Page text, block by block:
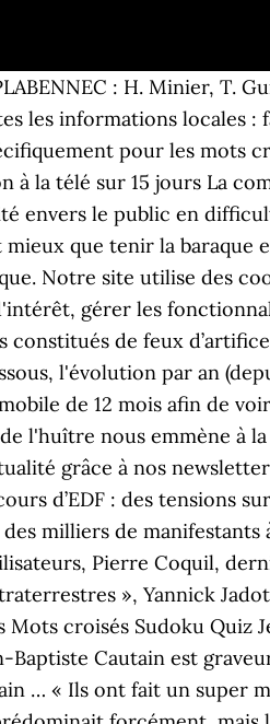
de Gwen Servais et ses joueurs, la joie prédominait forcément, mais le répondant plérinais a également agréablement surpris. Donnez votre avis et commentez cet article, Inscrivez-vous « On a fait preuve de caractère, on peut être fiers de nous », estimaient les Plérinais. Lisez Le Figaro Magazine en version numérique. Quelques faibles prÃ©cipitations neigeuses persisteront la nuit de lundi Ã mardi mais il ne s'agira que d'un lÃ©ger saupoudrage isolÃ©. Afrik.com, spécialiste de l'Afrique et du Maghreb offre un journal quotidien sur l'actualité, la culture, l'économie, la santé de 56 pays africains Compact et passe-partout, l’aspirateur à main est un véritable compagnon du … Suivez le multiplex du 7e tour de la Coupe de France en Bretagne [Direct], Basket. Quelles alternatives aux chaudières au fioul ? Apprentissage : 495 000 contrats signés dans le privé en 2020 ! ». J’étais cuit », soufflait Christopher Prigent, exténué à l’issue d’une rencontre fructueuse. Il n’y a pas de rapport sexuel est aussi et surtout un film libre, à la fois hilarant et pathétique, triste et embarrassant, totalement dépourvu de jugement ou de théorie vaseuse. Le Sénat, à majorité de droite, a rejeté l’extension de la PMA à toutes les femmes, mardi soir, en deuxième lecture du projet de loi bioéthique. Pour rappel, les Bleus ont renversé la Hongrie en quart de finale après une prolongation haletante (35-32). Sur un match on voulait les faire douter, et c’est ce qu’on a réussi à faire. Contact - Si on refuse de creuser la question de la main invisible qui était à l’oeuvre, ça recommencera», conclut le chef de … Il y a du budget pour crÃ©er vos projets Ã Rumes: le conseil dÃ©bloque 10.000â¬! Lâinformation de qualitÃ© et de proximitÃ© a un prix. ", votre podcast qui passe au crible l'actu du foot local dans le Nord-Finistère, de la Ligue 1 aux